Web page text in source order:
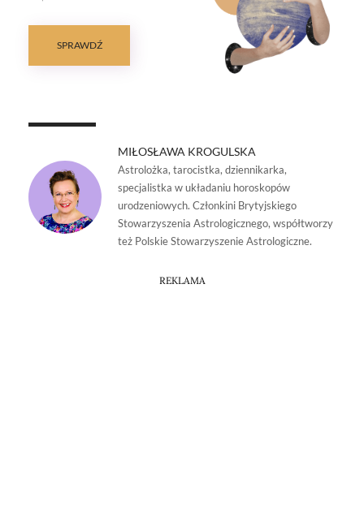
SPRAWDŹ
MIŁOSŁAWA KROGULSKA
Astrolożka, tarocistka, dziennikarka,
specjalistka w układaniu horoskopów
urodzeniowych. Członkini Brytyjskiego
Stowarzyszenia Astrologicznego, współtworzy
też Polskie Stowarzyszenie Astrologiczne.
REKLAMA